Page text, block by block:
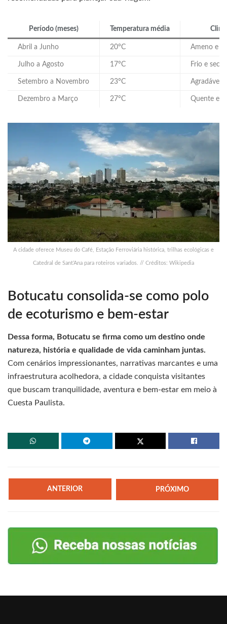
Período (meses) Temperatura média
Abril a Junho 20°C Ameno e
Julho a Agosto 17°C Frio e seco
Setembro a Novembro 23°C Agradável
Dezembro a Março 27°C Quente e
A cidade oferece Museu do Café, Estação Ferroviária histórica, trilhas ecológicas e
Catedral de Sant’Ana para roteiros variados. // Créditos: Wikipedia
Botucatu consolida-se como polo
de ecoturismo e bem-estar
Dessa forma, Botucatu se firma como um destino onde
natureza, história e qualidade de vida caminham juntas.
Com cenários impressionantes, narrativas marcantes e uma
infraestrutura acolhedora, a cidade conquista visitantes
que buscam tranquilidade, aventura e bem-estar em meio à
Cuesta Paulista.
ANTERIOR PRÓXIMO